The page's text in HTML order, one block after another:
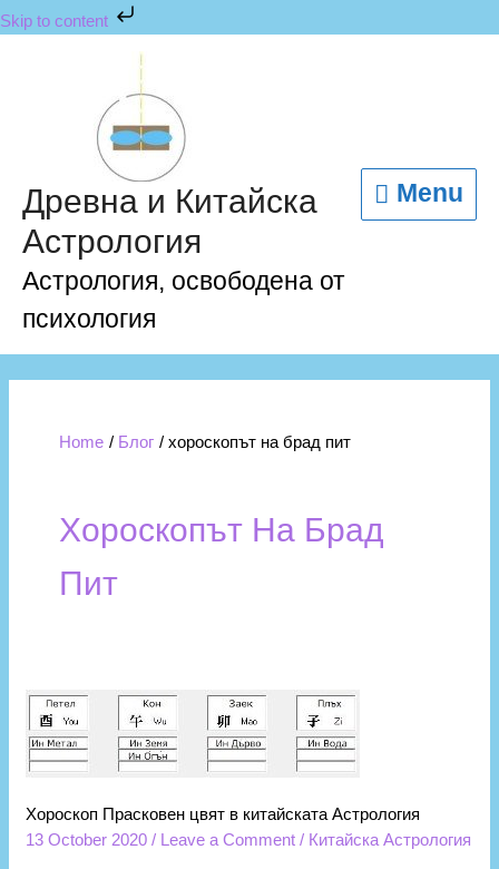
Skip to content
Skip
to
Древна и Китайска
Астрология
Астрология, освободена от
психология
Menu
Home Блог хороскопът на брад пит
Хороскопът На Брад
Пит
Хороскоп Прасковен цвят в китайската Астрология
13 October 2020/ Leave a Comment / Китайска Астрология
Хороскоп
Прасковен
цвят
китайската
Астрология